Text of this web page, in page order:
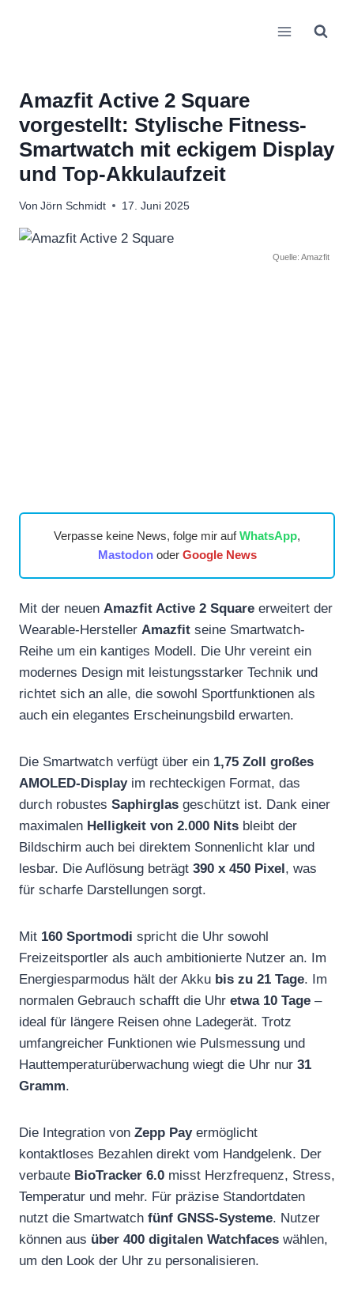
Amazfit Active 2 Square
vorgestellt: Stylische Fitness-
Smartwatch mit eckigem Display
und Top-Akkulaufzeit
Von Jörn Schmidt 17. Juni 2025
Quelle: Amazfit
Verpasse keine News, folge mir aufWhatsApp,
Mastodonoder Google News
Mit der neuen Amazfit Active 2 Square erweitert der
Wearable-Hersteller Amazfit seine Smartwatch-
Reihe um ein kantiges Modell. Die Uhr vereint ein
modernes Design mit leistungsstarker Technik und
richtet sich an alle, die sowohl Sportfunktionen als
auch ein elegantes Erscheinungsbild erwarten.
Die Smartwatch verfügt über ein 1,75 Zoll großes
AMOLED-Displayim rechteckigen Format, das
durch robustes Saphirglas geschützt ist. Dank einer
maximalen Helligkeit von 2.000 Nits bleibt der
Bildschirm auch bei direktem Sonnenlicht klar und
lesbar. Die Auflösung beträgt 390 x 450 Pixel, was
für scharfe Darstellungen sorgt.
Mit 160 Sportmodi spricht die Uhr sowohl
Freizeitsportler als auch ambitionierte Nutzer an. Im
Energiesparmodus hält der Akku bis zu 21 Tage. Im
normalen Gebrauch schafft die Uhr etwa 10 Tage –
ideal für längere Reisen ohne Ladegerät. Trotz
umfangreicher Funktionen wie Pulsmessung und
Hauttemperaturüberwachung wiegt die Uhr nur 31
Gramm.
Die Integration von Zepp Payermöglicht
kontaktloses Bezahlen direkt vom Handgelenk. Der
verbaute BioTracker 6.0 misst Herzfrequenz, Stress,
Temperatur und mehr. Für präzise Standortdaten
nutzt die Smartwatch fünf GNSS-Systeme. Nutzer
können aus über 400 digitalen Watchfaces wählen,
um den Look der Uhr zu personalisieren.